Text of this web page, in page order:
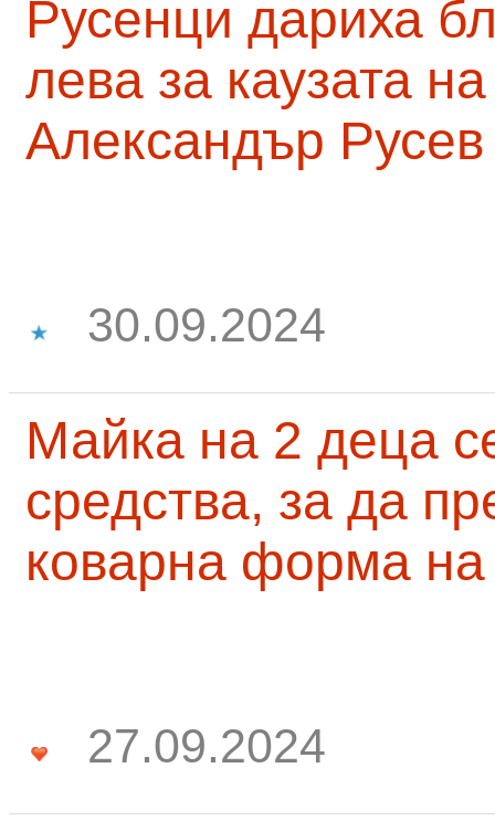
Русенци дариха
лева за каузата
Александър Русев
30.09.2024
Майка на 2 деца
средства, за да
коварна форма на
27.09.2024